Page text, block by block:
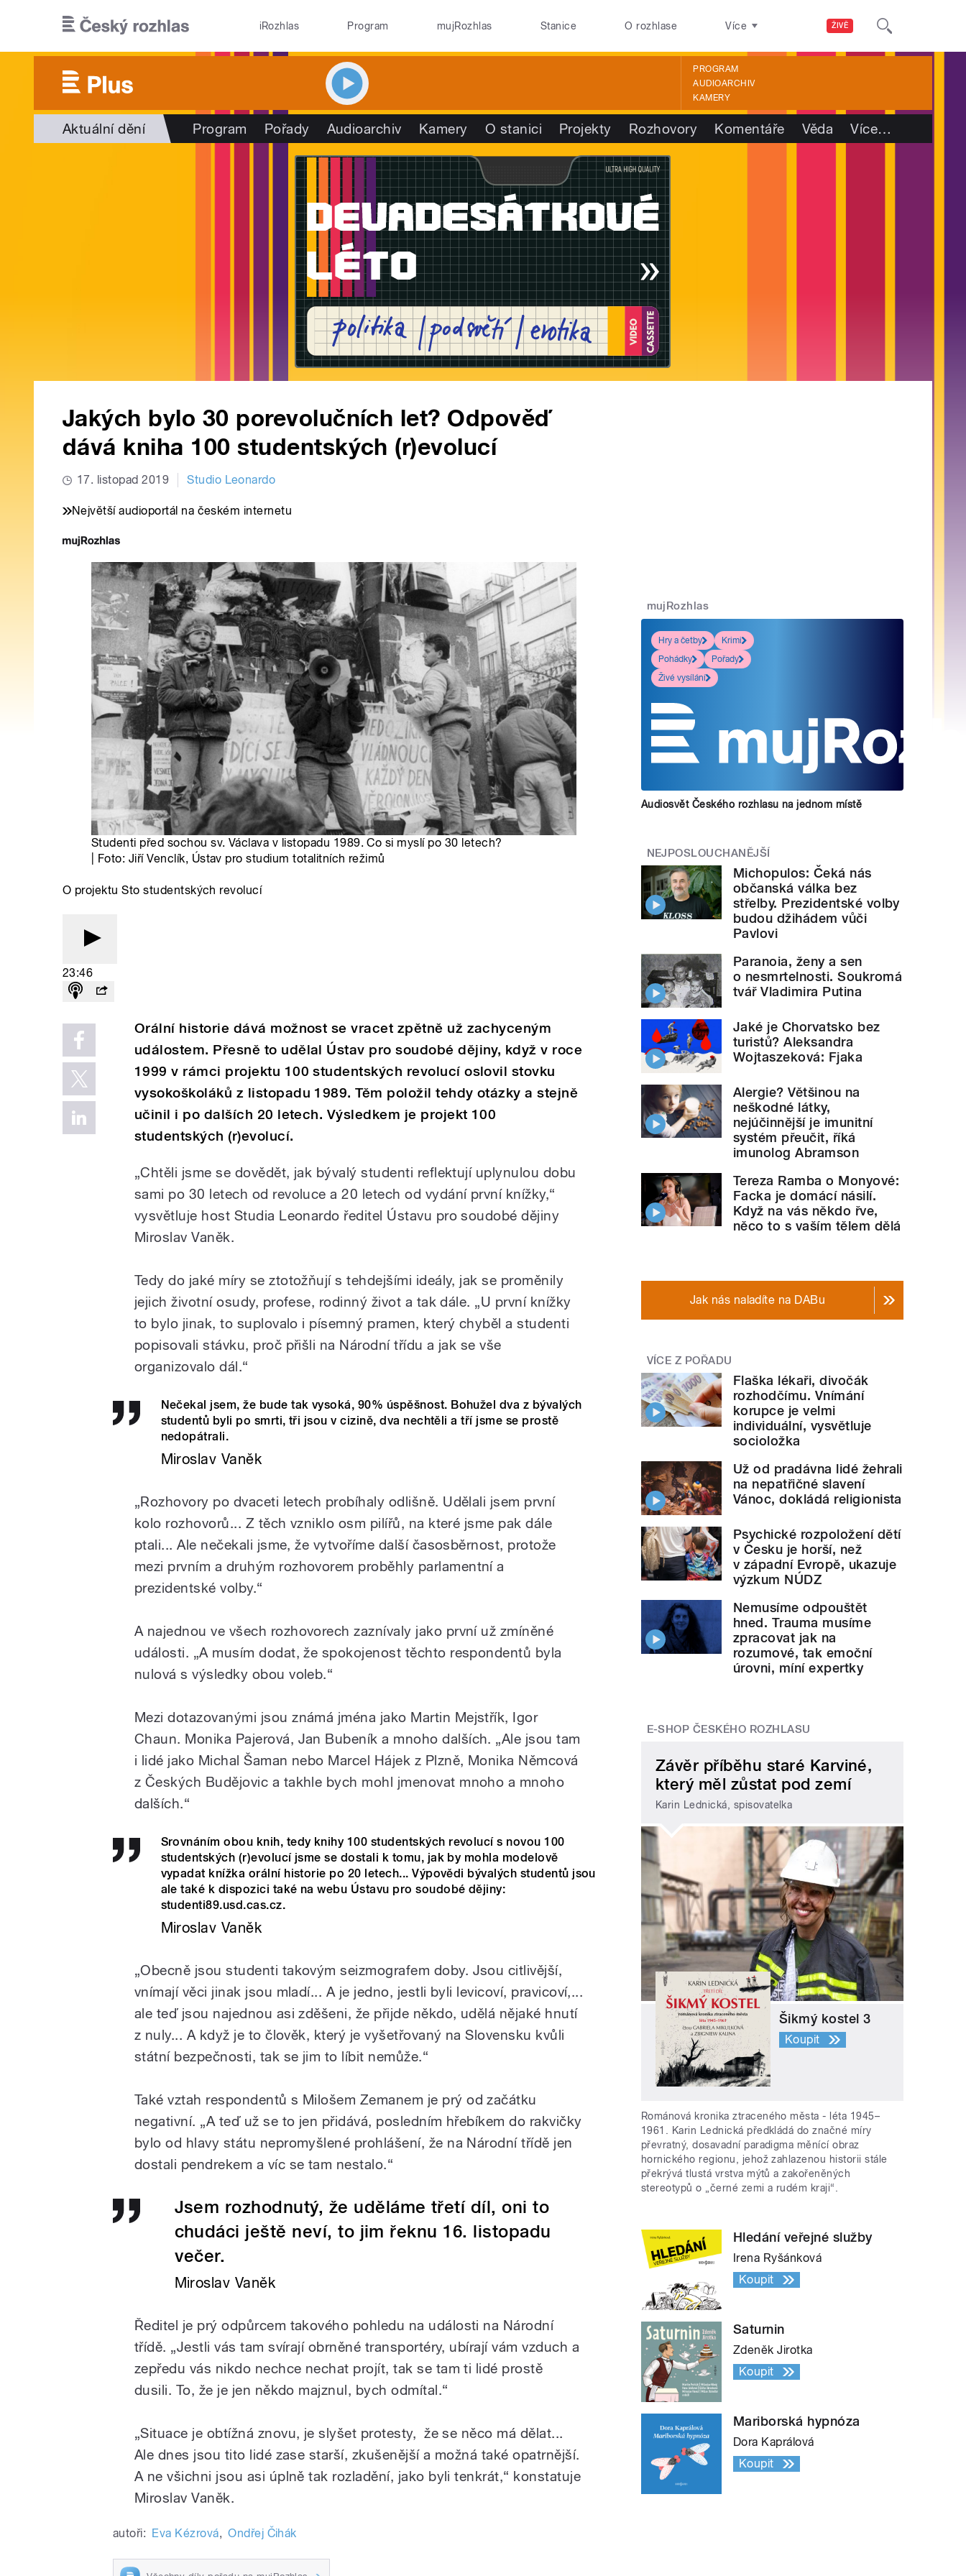
ŽIVĚ
iRozhlas Program mujRozhlas Stanice O rozhlase Více
PROGRAM
AUDIOARCHIV
KAMERY
Aktuální dění Program Pořady Audioarchiv Kamery O stanici Projekty Rozhovory Komentáře Věda Více…
Jakých bylo 30 porevolučních let? Odpověď
dává kniha 100 studentských (r)evolucí
17. listopad 2019 Studio Leonardo
Největší audioportál na českém internetu
Studenti před sochou sv. Václava v listopadu 1989. Co si myslí po 30 letech?
| Foto: Jiří Venclík, Ústav pro studium totalitních režimů
O projektu Sto studentských revolucí
23:46
Orální historie dává možnost se vracet zpětně už zachyceným
událostem. Přesně to udělal Ústav pro soudobé dějiny, když v roce
1999 v rámci projektu 100 studentských revolucí oslovil stovku
vysokoškoláků z listopadu 1989. Těm položil tehdy otázky a stejně
učinil i po dalších 20 letech. Výsledkem je projekt 100
studentských (r)evolucí.
„Chtěli jsme se dovědět, jak bývalý studenti reflektují uplynulou dobu
sami po 30 letech od revoluce a 20 letech od vydání první knížky,“
vysvětluje host Studia Leonardo ředitel Ústavu pro soudobé dějiny
Miroslav Vaněk.
Tedy do jaké míry se ztotožňují s tehdejšími ideály, jak se proměnily
jejich životní osudy, profese, rodinný život a tak dále. „U první knížky
to bylo jinak, to suplovalo i písemný pramen, který chyběl a studenti
popisovali stávku, proč přišli na Národní třídu a jak se vše
organizovalo dál.“
Nečekal jsem, že bude tak vysoká, 90% úspěšnost. Bohužel dva z bývalých
studentů byli po smrti, tři jsou v cizině, dva nechtěli a tří jsme se prostě
nedopátrali.
Miroslav Vaněk
„Rozhovory po dvaceti letech probíhaly odlišně. Udělali jsem první
kolo rozhovorů... Z těch vzniklo osm pilířů, na které jsme pak dále
ptali... Ale nečekali jsme, že vytvoříme další časosběrnost, protože
mezi prvním a druhým rozhovorem proběhly parlamentní a
prezidentské volby.“
A najednou ve všech rozhovorech zaznívaly jako první už zmíněné
události. „A musím dodat, že spokojenost těchto respondentů byla
nulová s výsledky obou voleb.“
Mezi dotazovanými jsou známá jména jako Martin Mejstřík, Igor
Chaun. Monika Pajerová, Jan Bubeník a mnoho dalších. „Ale jsou tam
i lidé jako Michal Šaman nebo Marcel Hájek z Plzně, Monika Němcová
z Českých Budějovic a takhle bych mohl jmenovat mnoho a mnoho
dalších.“
Srovnáním obou knih, tedy knihy 100 studentských revolucí s novou 100
studentských (r)evolucí jsme se dostali k tomu, jak by mohla modelově
vypadat knížka orální historie po 20 letech... Výpovědi bývalých studentů jsou
ale také k dispozici také na webu Ústavu pro soudobé dějiny:
studenti89.usd.cas.cz.
Miroslav Vaněk
„Obecně jsou studenti takovým seizmografem doby. Jsou citlivější,
vnímají věci jinak jsou mladí... A je jedno, jestli byli levicoví, pravicoví,...
ale teď jsou najednou asi zděšeni, že přijde někdo, udělá nějaké hnutí
z nuly... A když je to člověk, který je vyšetřovaný na Slovensku kvůli
státní bezpečnosti, tak se jim to líbit nemůže.“
Také vztah respondentů s Milošem Zemanem je prý od začátku
negativní. „A teď už se to jen přidává, posledním hřebíkem do rakvičky
bylo od hlavy státu nepromyšlené prohlášení, že na Národní třídě jen
dostali pendrekem a víc se tam nestalo.“
Jsem rozhodnutý, že uděláme třetí díl, oni to
chudáci ještě neví, to jim řeknu 16. listopadu
večer.
Miroslav Vaněk
Ředitel je prý odpůrcem takového pohledu na události na Národní
třídě. „Jestli vás tam svírají obrněné transportéry, ubírají vám vzduch a
zepředu vás nikdo nechce nechat projít, tak se tam ti lidé prostě
dusili. To, že je jen někdo majznul, bych odmítal.“
„Situace je obtížná znovu, je slyšet protesty, že se něco má dělat...
Ale dnes jsou tito lidé zase starší, zkušenější a možná také opatrnější.
A ne všichni jsou asi úplně tak rozladění, jako byli tenkrát,“ konstatuje
Miroslav Vaněk.
autoři: Eva Kézrová, Ondřej Čihák
mujRozhlas
Hry a četby
Krimi
Pohádky
Pořady
Živé vysílání
Audiosvět Českého rozhlasu na jednom místě
NEJPOSLOUCHANĚJŠÍ
Michopulos: Čeká nás
občanská válka bez
střelby. Prezidentské volby
budou džihádem vůči
Pavlovi
Paranoia, ženy a sen
o nesmrtelnosti. Soukromá
tvář Vladimira Putina
Jaké je Chorvatsko bez
turistů? Aleksandra
Wojtaszeková: Fjaka
Alergie? Většinou na
neškodné látky,
nejúčinnější je imunitní
systém přeučit, říká
imunolog Abramson
Tereza Ramba o Monyové:
Facka je domácí násilí.
Když na vás někdo řve,
něco to s vaším tělem dělá
Jak nás naladíte na DABu
VÍCE Z POŘADU
Flaška lékaři, divočák
rozhodčímu. Vnímání
korupce je velmi
individuální, vysvětluje
socioložka
Už od pradávna lidé žehrali
na nepatřičné slavení
Vánoc, dokládá religionista
Psychické rozpoložení dětí
v Česku je horší, než
v západní Evropě, ukazuje
výzkum NÚDZ
Nemusíme odpouštět
hned. Trauma musíme
zpracovat jak na
rozumové, tak emoční
úrovni, míní expertky
E-SHOP ČESKÉHO ROZHLASU
Závěr příběhu staré Karviné,
který měl zůstat pod zemí
Karin Lednická, spisovatelka
Šikmý kostel 3
Koupit
Románová kronika ztraceného města - léta 1945–
1961. Karin Lednická předkládá do značné míry
převratný, dosavadní paradigma měnící obraz
hornického regionu, jehož zahlazenou historii stále
překrývá tlustá vrstva mýtů a zakořeněných
stereotypů o „černé zemi a rudém kraji“.
Hledání veřejné služby
Irena Ryšánková
Koupit
Saturnin
Zdeněk Jirotka
Koupit
Mariborská hypnóza
Dora Kaprálová
Koupit